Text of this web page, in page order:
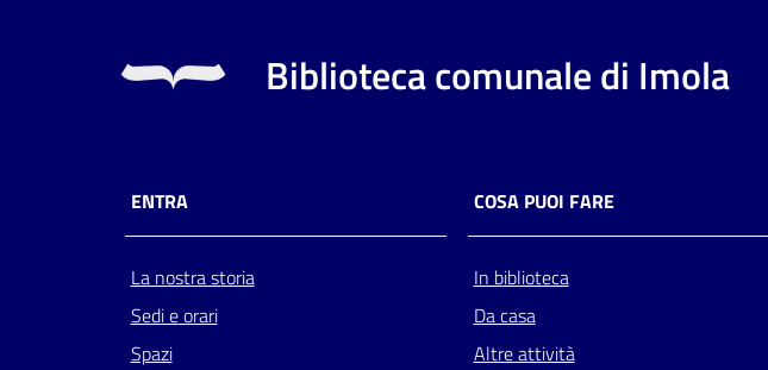
Biblioteca comunale di Imola
ENTRA
La nostra storia
Sedi e orari
Spazi
COSA PUOI FARE
In biblioteca
Da casa
Altre attività